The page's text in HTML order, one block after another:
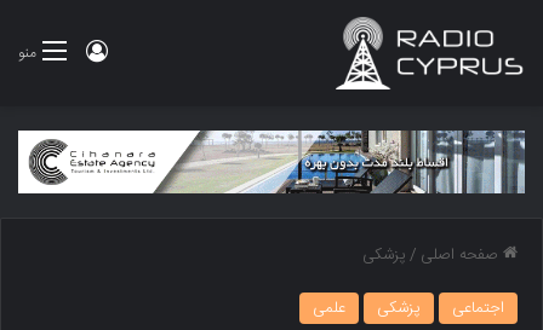
منو ورود
صفحه اصلی /پزشکی
اجتماعی
پزشکی علمی